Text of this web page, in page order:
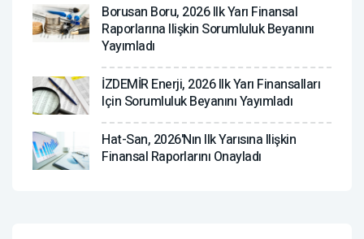
Borusan Boru, 2026 Ilk Yarı Finansal
Raporlarına Ilişkin Sorumluluk Beyanını
Yayımladı
İZDEMİR Enerji, 2026 Ilk Yarı Finansalları
Için Sorumluluk Beyanını Yayımladı
Hat-San, 2026'nın Ilk Yarısına Ilişkin
Finansal Raporlarını Onayladı